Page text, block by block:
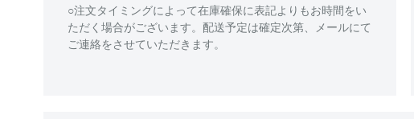
○注文タイミングによって在庫確保に表記よりもお時間をい
ただく場合がございます。配送予定は確定次第、メールにて
ご連絡をさせていただきます。